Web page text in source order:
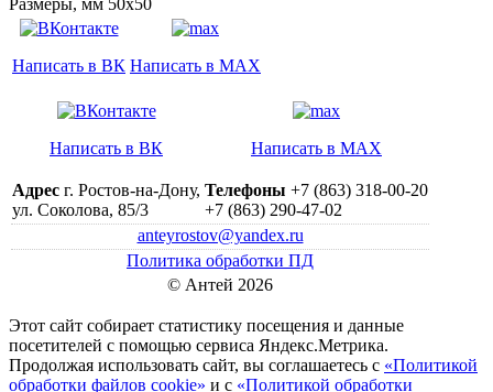
Написать в ВК Написать в MAX
Написать в ВК Написать в MAX
Адрес г. Ростов-на-Дону,
ул. Соколова, 85/3
Телефоны +7 (863) 318-00-20
+7 (863) 290-47-02
anteyrostov@yandex.ru
Политика обработки ПД
© Антей 2026
Этот сайт собирает статистику посещения и данные
посетителей c помощью сервиса Яндекс.Метрика.
Продолжая использовать сайт, вы соглашаетесь с «Политикой
обработки файлов cookie» и с «Политикой обработки